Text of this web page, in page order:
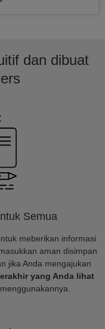
dan dibuat
Semua
meberikan informasi
aman disimpan
jika Anda mengajukan
yang Anda lihat